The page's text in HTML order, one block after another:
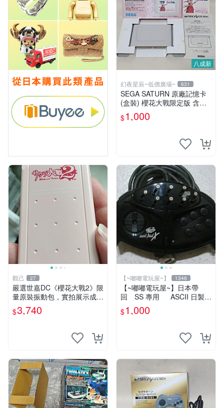
八成新
幻夜星辰~低價廣場~ 631
SEGA SATURN 原廠記憶卡
(盒裝) 櫻花大戰限定版 含手
冊 JAPAN 美品 BB0331
$1,000
觀己 27
嚴選世嘉DC《櫻花大戰2》限
量原裝振動包，實拍展示成色
佳 櫻花大戰2 世嘉 Dreamca
st 振動包
$3,740
【~嘟嘟電玩屋~】 1346
【~嘟嘟電玩屋~】日本帶
回 SS 專用 ASCII 日製手
$1,000